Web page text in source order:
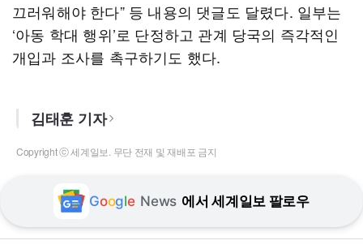
끄러워해야 한다” 등 내용의 댓글도 달렸다. 일부는
‘아동 학대 행위’로 단정하고 관계 당국의 즉각적인
개입과 조사를 촉구하기도 했다.
김태훈 기자
Copyright ⓒ 세계일보. 무단 전재 및 재배포 금지
Google News 에서 세계일보 팔로우